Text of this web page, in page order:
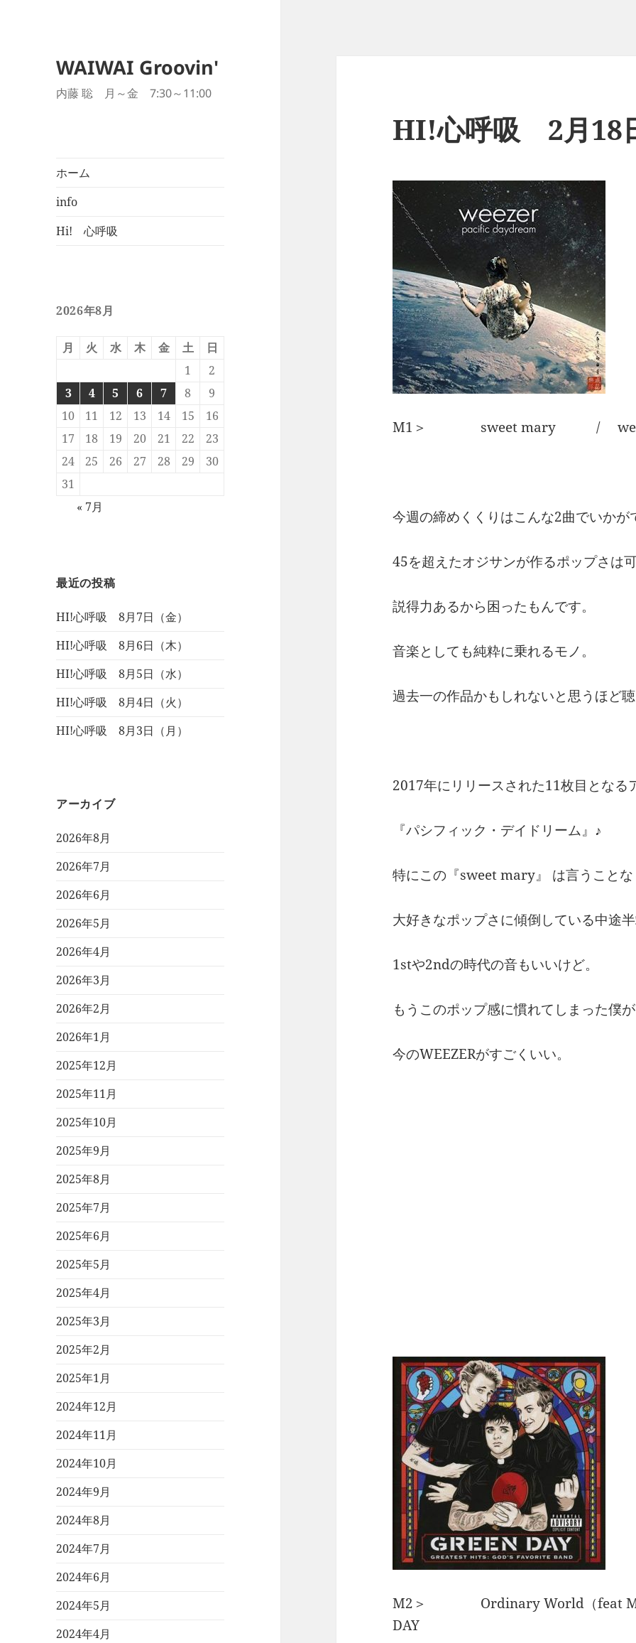
WAIWAI Groovin'
内藤 聡 月～金 7:30～11:00
ホーム
info
Hi! 心呼吸
2026年8月
月 火 水 木 金 土
日
1
2
3
4 5 6 7 8
9
10
11 12 13 14 15
16
17
18 19 20 21 22
23
24
25 26 27 28 29
30
31
« 7月
最近の投稿
HI!心呼吸 8月7日（金）
HI!心呼吸 8月6日（木）
HI!心呼吸 8月5日（水）
HI!心呼吸 8月4日（火）
HI!心呼吸 8月3日（月）
アーカイブ
2026年8月
2026年7月
2026年6月
2026年5月
2026年4月
2026年3月
2026年2月
2026年1月
2025年12月
2025年11月
2025年10月
2025年9月
2025年8月
2025年7月
2025年6月
2025年5月
2025年4月
2025年3月
2025年2月
2025年1月
2024年12月
2024年11月
2024年10月
2024年9月
2024年8月
2024年7月
2024年6月
2024年5月
2024年4月
HI!心呼吸 2月18
M1＞ sweet mary / weezer
今週の締めくくりはこんな2曲でいかが
45を超えたオジサンが作るポップさは
説得力あるから困ったもんです。
音楽としても純粋に乗れるモノ。
過去一の作品かもしれないと思うほど
2017年にリリースされた11枚目となる
『パシフィック・デイドリーム』♪
特にこの『sweet mary』 は言うこと
大好きなポップさに傾倒している中途
1stや2ndの時代の音もいいけど。
もうこのポップ感に慣れてしまった僕
今のWEEZERがすごくいい。
M2＞ Ordinary World（feat
DAY